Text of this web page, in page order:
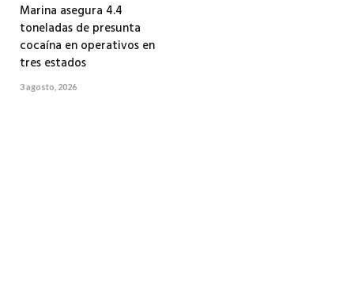
Marina asegura 4.4
toneladas de presunta
cocaína en operativos en
tres estados
3 agosto, 2026